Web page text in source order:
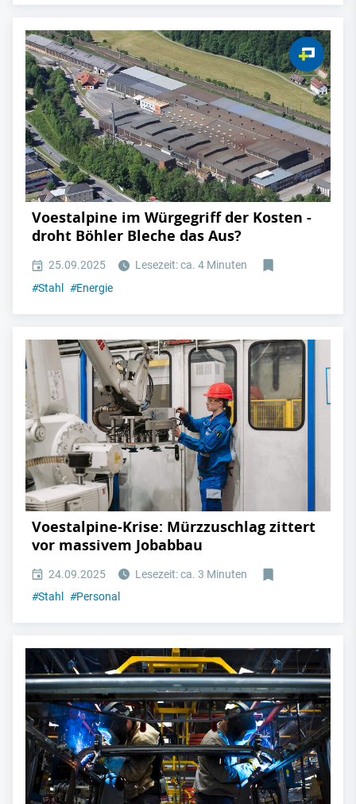
Voestalpine im Würgegriff der Kosten -
droht Böhler Bleche das Aus?
25.09.2025
Lesezeit: ca. 4 Minuten
#Stahl #Energie
Voestalpine-Krise: Mürzzuschlag zittert
vor massivem Jobabbau
24.09.2025
Lesezeit: ca. 3 Minuten
#Stahl #Personal